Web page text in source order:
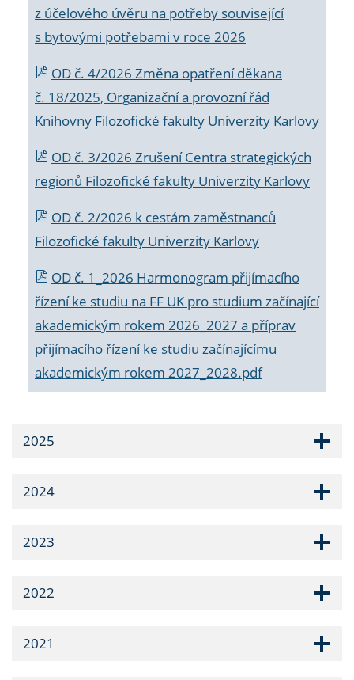
z účelového úvěru na potřeby související
s bytovými potřebami v roce 2026
OD č. 4/2026 Změna opatření děkana
č. 18/2025, Organizační a provozní řád
Knihovny Filozofické fakulty Univerzity Karlovy
OD č. 3/2026 Zrušení Centra strategických
regionů Filozofické fakulty Univerzity Karlovy
OD č. 2/2026 k cestám zaměstnanců
Filozofické fakulty Univerzity Karlovy
OD č. 1_2026 Harmonogram přijímacího
řízení ke studiu na FF UK pro studium začínající
akademickým rokem 2026_2027 a příprav
přijímacího řízení ke studiu začínajícímu
akademickým rokem 2027_2028.pdf
2025
2024
2023
2022
2021